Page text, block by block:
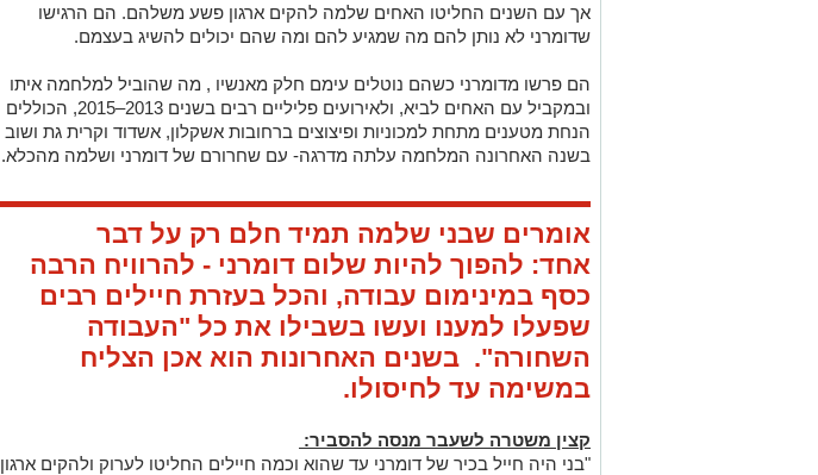
אך עם השנים החליטו האחים שלמה להקים ארגון פשע משלהם. הם הרגישו
שדומרני לא נותן להם מה שמגיע להם ומה שהם יכולים להשיג בעצמם.
הם פרשו מדומרני כשהם נוטלים עימם חלק מאנשיו , מה שהוביל למלחמה איתו
ובמקביל עם האחים לביא, ולאירועים פליליים רבים בשנים 2013–2015, הכוללים
הנחת מטענים מתחת למכוניות ופיצוצים ברחובות אשקלון, אשדוד וקרית גת ושוב
בשנה האחרונה המלחמה עלתה מדרגה- עם שחרורם של דומרני ושלמה מהכלא.
אומרים שבני שלמה תמיד חלם רק על דבר
אחד: להפוך להיות שלום דומרני - להרוויח הרבה
כסף במינימום עבודה, והכל בעזרת חיילים רבים
שפעלו למענו ועשו בשבילו את כל "העבודה
השחורה". בשנים האחרונות הוא אכן הצליח
במשימה עד לחיסולו.
קצין משטרה לשעבר מנסה להסביר:
"בני היה חייל בכיר של דומרני עד שהוא וכמה חיילים החליטו לערוק ולהקים ארגון